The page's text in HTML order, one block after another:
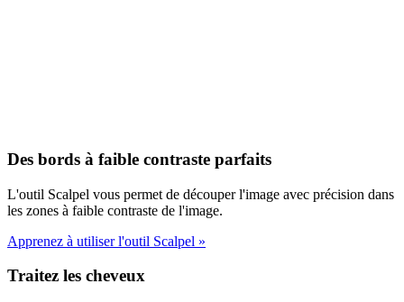
Des bords à faible contraste parfaits
L'outil Scalpel vous permet de découper l'image avec précision dans
les zones à faible contraste de l'image.
Apprenez à utiliser l'outil Scalpel »
Traitez les cheveux